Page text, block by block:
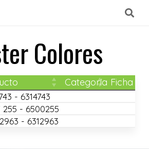
Colores
Categoría Ficha
- 6314743
- 6500255
- 6312963